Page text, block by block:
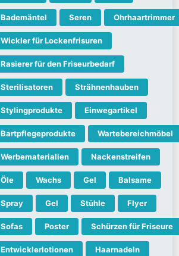
Bademäntel Seren Ohrhaartrimmer
Wickler für Lockenfrisuren
Rasierer für den Friseurbedarf
Sterilisatoren Strähnenhauben
Stylingprodukte Einwegartikel
Bartpflegeprodukte Wartebereichmöbel
Werbematerialien Nackenstreifen
Öle Wachs Gel Balsame
Spray Gel Stühle Flyer
Sofas Poster Schürzen für Friseure
Entwicklerlotionen Haarnadeln